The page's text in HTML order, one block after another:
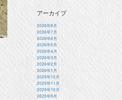
アーカイブ
2026年8月
2026年7月
2026年6月
2026年5月
2026年4月
2026年3月
2026年2月
2026年1月
2025年12月
2025年11月
2025年10月
2025年9月